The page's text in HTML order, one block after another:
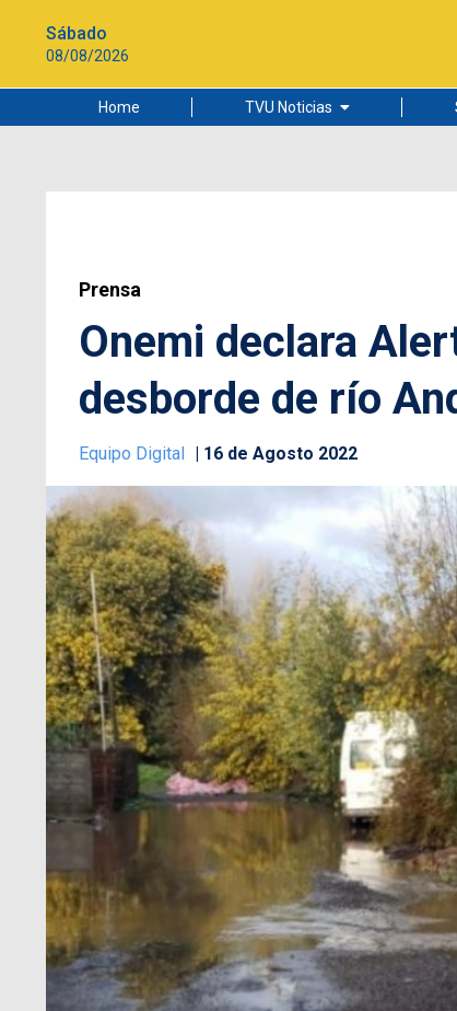
Sábado
08/08/2026
Home TVU Noticias
Ciudad
Prensa
Onemi declara
desborde de río
Equipo Digital 16 de Agosto 2022